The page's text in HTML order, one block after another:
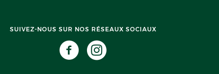
SUIVEZ-NOUS SUR NOS RÉSEAUX SOCIAUX